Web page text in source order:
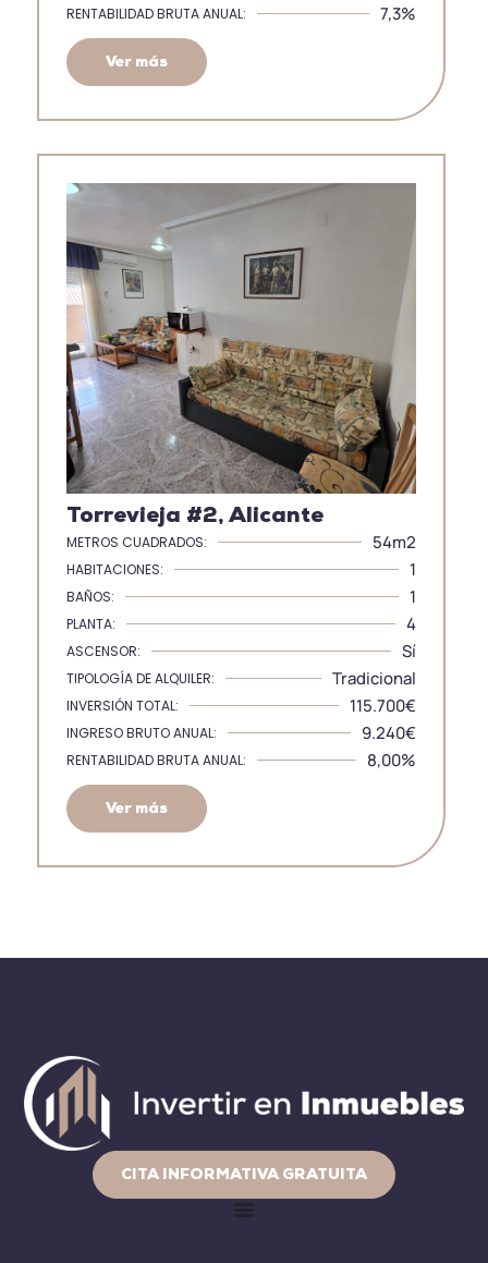
RENTABILIDAD BRUTA ANUAL: 7,3%
Ver más
Torrevieja #2, Alicante
METROS CUADRADOS: 54m2
HABITACIONES: 1
BAÑOS: 1
PLANTA: 4
ASCENSOR: Sí
TIPOLOGÍA DE ALQUILER: Tradicional
INVERSIÓN TOTAL: 115.700€
INGRESO BRUTO ANUAL: 9.240€
RENTABILIDAD BRUTA ANUAL: 8,00%
Ver más
CITA INFORMATIVA GRATUITA